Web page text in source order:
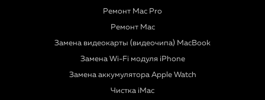
Ремонт Mac Pro
Ремонт Mac
Замена видеокарты (видеочипа) MacBook
Замена Wi-Fi модуля iPhone
Замена аккумулятора Apple Watch
Чистка iMac